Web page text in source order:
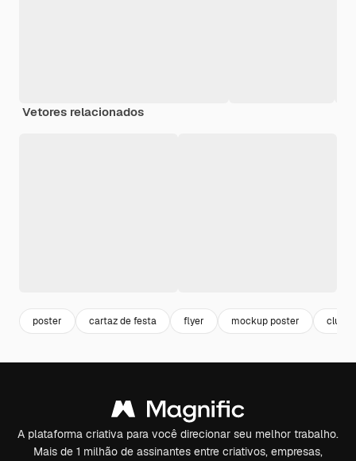
Vetores relacionados
poster cartaz de festa flyer mockup poster club
A plataforma criativa para você direcionar seu melhor trabalho.
Mais de 1 milhão de assinantes entre criativos, empresas,